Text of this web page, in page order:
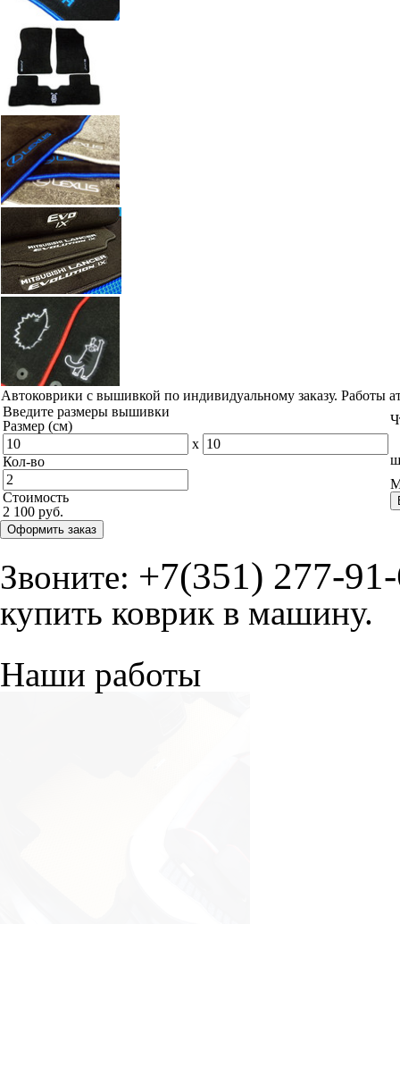
Автоковрики с вышивкой по индивидуальному заказу. Работы
Введите размеры вышивки
Размер (см)
x
Кол-во
Стоимость
2 100 руб.
Оформить заказ
Звоните: +7(351) 277-
купить коврик в машину.
Наши работы